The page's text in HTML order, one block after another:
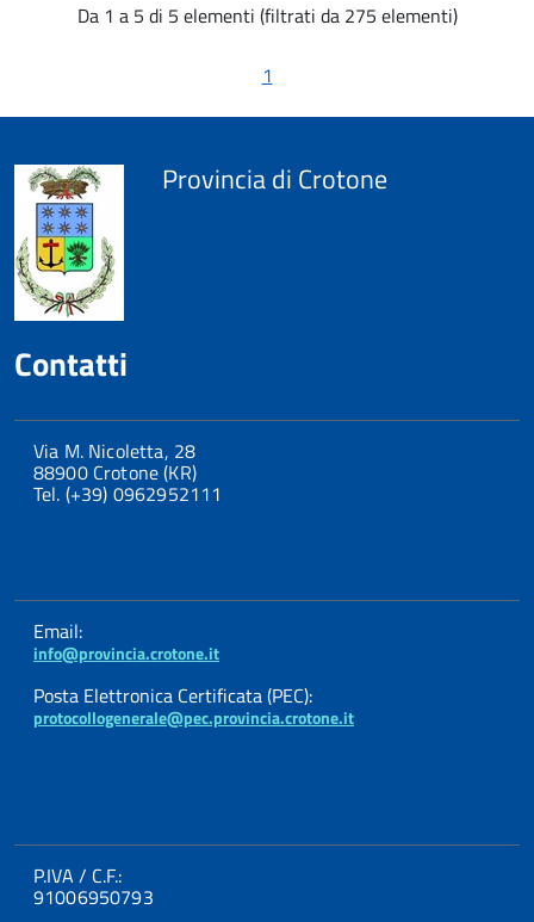
Da 1 a 5 di 5 elementi (filtrati da 275 elementi)
1
Provincia di Crotone
Contatti
Via M. Nicoletta, 28
88900 Crotone (KR)
Tel. (+39) 0962952111
Email:
info@provincia.crotone.it
Posta Elettronica Certificata (PEC):
protocollogenerale@pec.provincia.crotone.it
P.IVA / C.F.:
91006950793